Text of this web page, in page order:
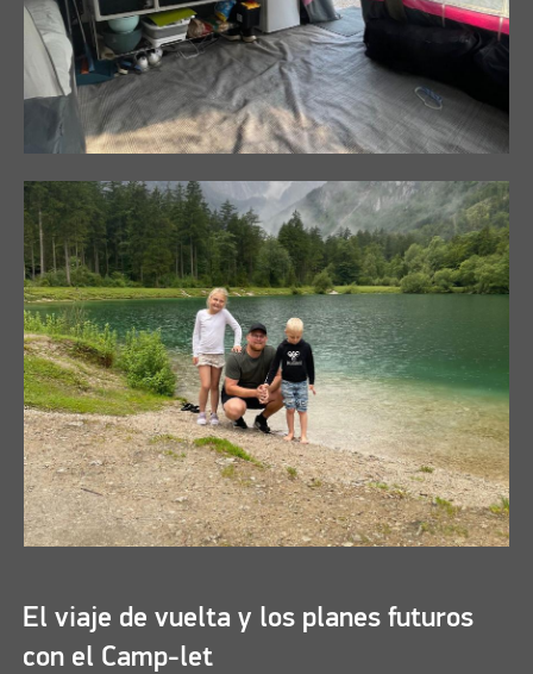
El viaje de vuelta y los planes futuros
con el Camp-let